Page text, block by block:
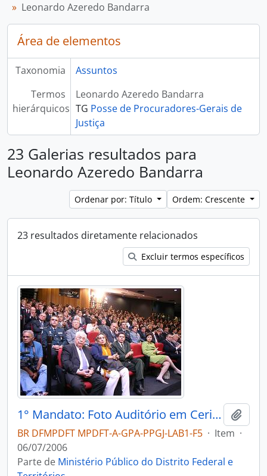
Leonardo Azeredo Bandarra
Área de elementos
Taxonomia
Assuntos
Termos
hierárquicos
Leonardo Azeredo Bandarra
TG Posse de Procuradores-Gerais de
Justiça
23 Galerias resultados para
Leonardo Azeredo Bandarra
Ordenar por: Título Ordem: Crescente
23 resultados diretamente relacionados
Excluir termos específicos
1° Mandato: Foto Auditório em Cerimônia de Posse
BR DFMPDFT MPDFT-A-GPA-PPGJ-LAB1-F5 · Item ·
06/07/2006
Parte de Ministério Público do Distrito Federal e